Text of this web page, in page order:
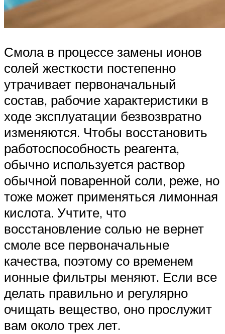
Смола в процессе замены ионов
солей жесткости постепенно
утрачивает первоначальный
состав, рабочие характеристики в
ходе эксплуатации безвозвратно
изменяются. Чтобы восстановить
работоспособность реагента,
обычно используется раствор
обычной поваренной соли, реже, но
тоже может применяться лимонная
кислота. Учтите, что
восстановление солью не вернет
смоле все первоначальные
качества, поэтому со временем
ионные фильтры меняют. Если все
делать правильно и регулярно
очищать вещество, оно прослужит
вам около трех лет.